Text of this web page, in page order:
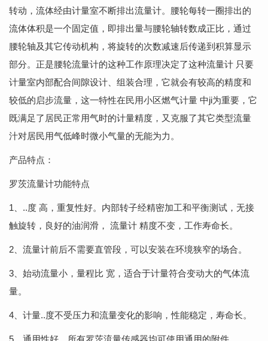
转动，流体经由计量室不断排出流量计。腰轮每转一圈排出的
流体体积是一个固定值，即排出量与腰轮轴转数成正比，通过
腰轮轴及其它传动机构，将旋转的次数减速后传递到积算显示
部分。正是腰轮流量计的这种工作原理决定了这种流量计 只要
计量室内部配合间隙设计、组装合理，它就会有较高的精度和
较低的启步流量，这一特性在民用小区燃气计量 中ji为重要，它
既满足了居民正常用气时的计量精度，又克服了其它类型流量
汁对居民用气低峰时微小气量的无能为力。
产品特点：
罗茨流量计功能特点
1、..度 高，重复性好。内部转子经精密加工和平衡测试，无接
触旋转，良好的油润滑， 流量计 精度不变，工作寿命长。
2、流量计前后不需要直管段，可以安装在环境狭窄的场合。
3、始动流量小，量程比 宽，适合于计量符合变动大的气体流
量。
4、计量..度不受压力和流量变化的影响，性能稳定，寿命长。
5、通用性好，所有罗茨流量传感器均可使用通用的附件。